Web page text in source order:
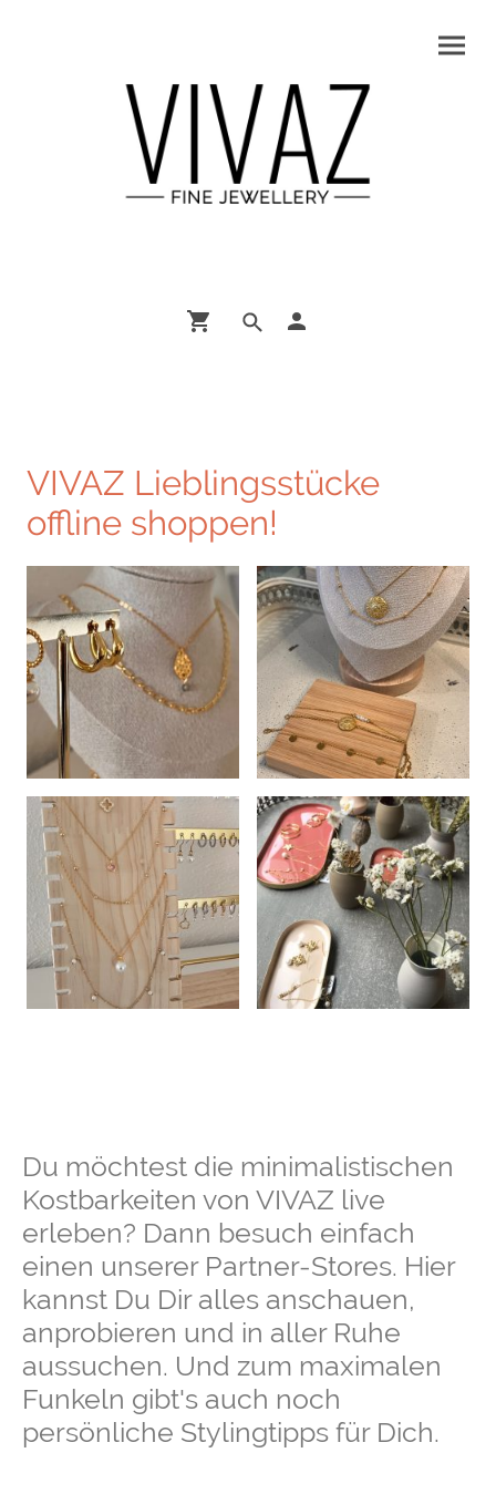
VIVAZ Lieblingsstücke
offline shoppen!
Du möchtest die minimalistischen
Kostbarkeiten von VIVAZ live
erleben? Dann besuch einfach
einen unserer Partner-Stores. Hier
kannst Du Dir alles anschauen,
anprobieren und in aller Ruhe
aussuchen. Und zum maximalen
Funkeln gibt's auch noch
persönliche Stylingtipps für Dich.